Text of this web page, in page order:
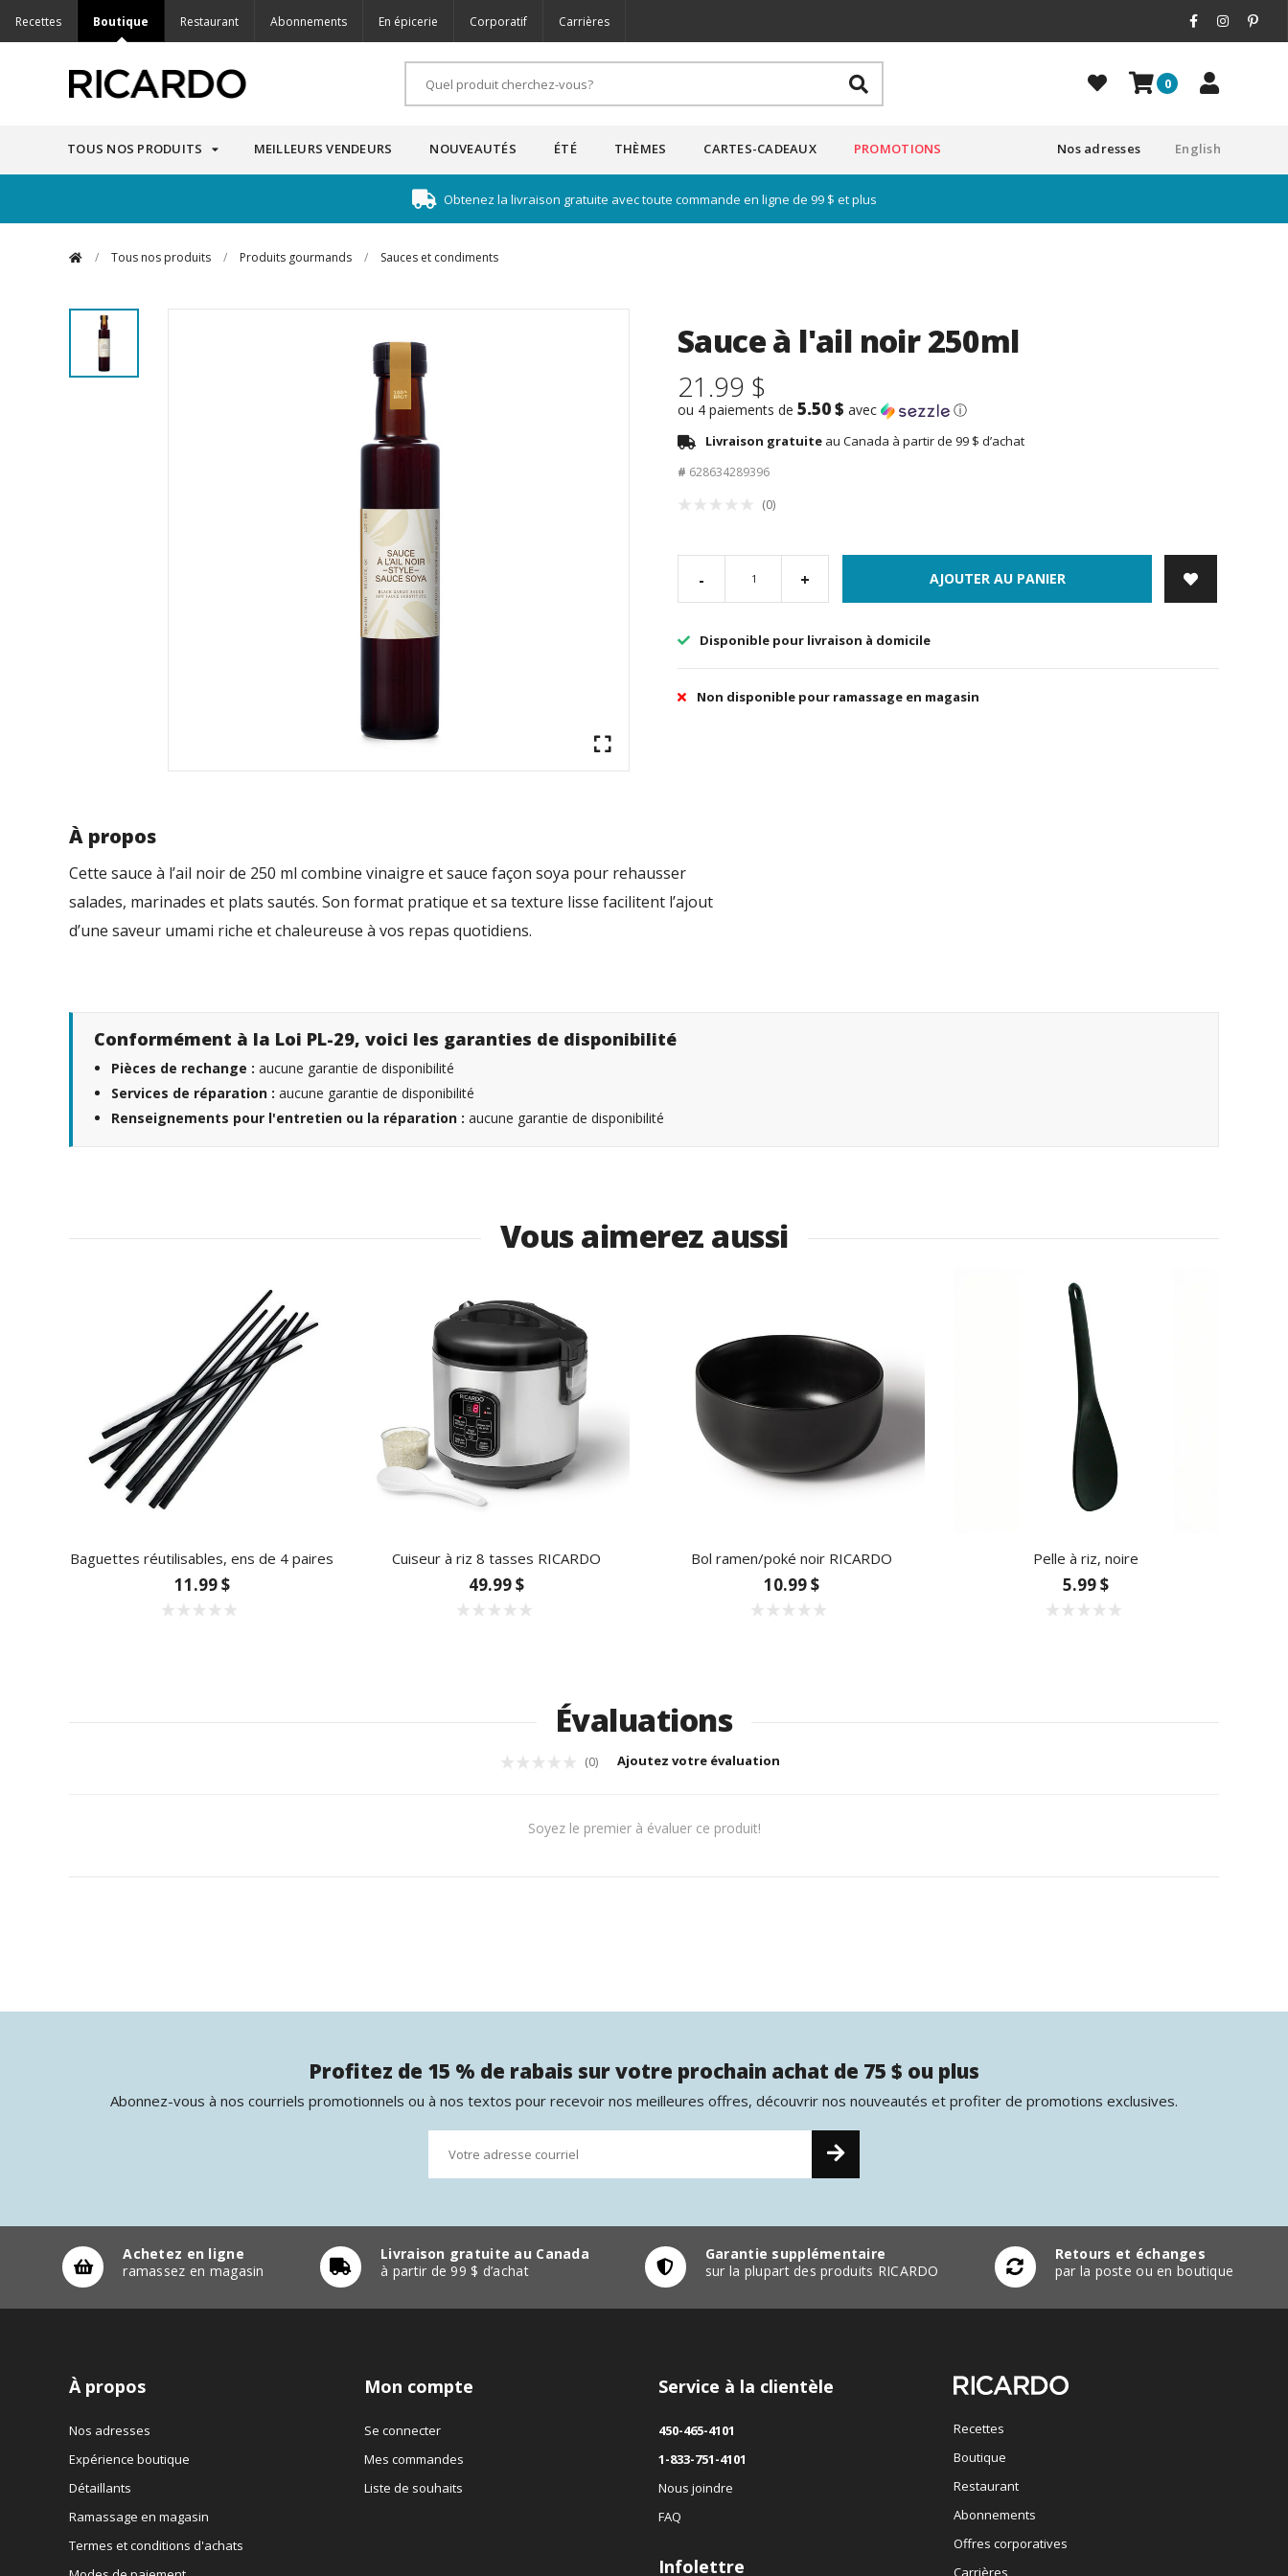
Recettes Boutique Restaurant Abonnements En épicerie Corporatif Carrières
0
TOUS NOS PRODUITS MEILLEURS VENDEURS NOUVEAUTÉS ÉTÉ THÈMES CARTES-CADEAUX PROMOTIONS English
Nos adresses
Obtenez la livraison gratuite avec toute commande en ligne de 99 $ et plus
/ Tous nos produits / Produits gourmands / Sauces et condiments
Sauce à l'ail noir 250ml
21.99 $
ou 4 paiements de 5.50 $ avec ⓘ
Livraison gratuite au Canada à partir de 99 $ d’achat
# 628634289396
(0)
- + AJOUTER AU PANIER
Disponible pour livraison à domicile
Non disponible pour ramassage en magasin
À propos
Cette sauce à l’ail noir de 250 ml combine vinaigre et sauce façon soya pour rehausser
salades, marinades et plats sautés. Son format pratique et sa texture lisse facilitent l’ajout
d’une saveur umami riche et chaleureuse à vos repas quotidiens.
Conformément à la Loi PL-29, voici les garanties de disponibilité
Pièces de rechange : aucune garantie de disponibilité
Services de réparation : aucune garantie de disponibilité
Renseignements pour l'entretien ou la réparation : aucune garantie de disponibilité
Vous aimerez aussi
Baguettes réutilisables, ens de 4 paires
11.99 $
Cuiseur à riz 8 tasses RICARDO
49.99 $
Bol ramen/poké noir RICARDO
10.99 $
Pelle à riz, noire
5.99 $
Évaluations
(0) Ajoutez votre évaluation
Soyez le premier à évaluer ce produit!
Profitez de 15 % de rabais sur votre prochain achat de 75 $ ou plus
Abonnez-vous à nos courriels promotionnels ou à nos textos pour recevoir nos meilleures offres, découvrir nos nouveautés et profiter de promotions exclusives.
Achetez en ligne
ramassez en magasin
Livraison gratuite au Canada
à partir de 99 $ d’achat
Garantie supplémentaire
sur la plupart des produits RICARDO
Retours et échanges
par la poste ou en boutique
À propos
Nos adresses
Expérience boutique
Détaillants
Ramassage en magasin
Termes et conditions d'achats
Mon compte
Se connecter
Mes commandes
Liste de souhaits
Service à la clientèle
450-465-4101
1-833-751-4101
Nous joindre
FAQ
Infolettre
Recettes
Boutique
Restaurant
Abonnements
Offres corporatives
Carrières